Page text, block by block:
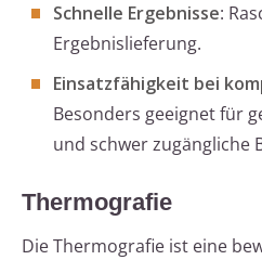
Schnelle Ergebnisse:
Ergebnislieferung.
Einsatzfähigkeit bei
Besonders geeignet für
und schwer zugängliche
Thermografie
Die Thermografie ist eine